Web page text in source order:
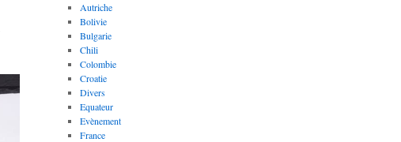
Autriche
Bolivie
Bulgarie
Chili
Colombie
Croatie
Divers
Equateur
Evènement
France